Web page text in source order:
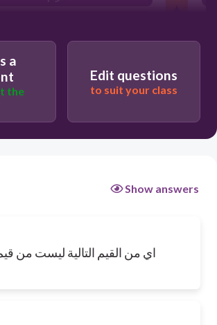
a
the
Edit questions
to suit your class
Show answers
اي من القيم التالية ليست من